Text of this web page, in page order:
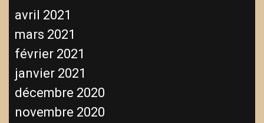
avril 2021
mars 2021
février 2021
janvier 2021
décembre 2020
novembre 2020